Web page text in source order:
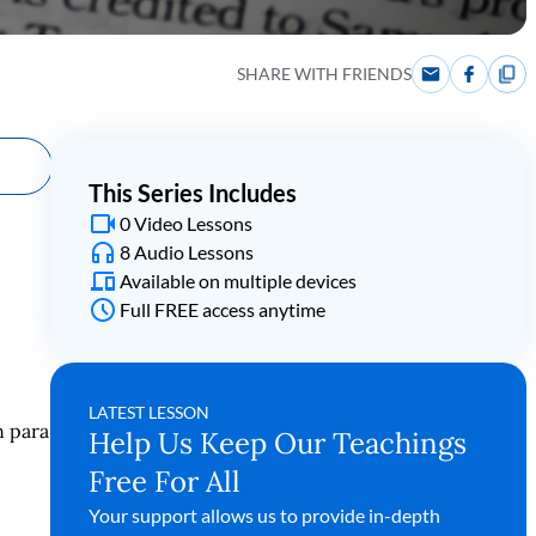
SHARE WITH FRIENDS
para
This Series Includes
0 Video Lessons
8 Audio Lessons
Available on multiple devices
Full FREE access anytime
LATEST LESSON
Help Us Keep Our Teachings
Free For All
Your support allows us to provide in-depth